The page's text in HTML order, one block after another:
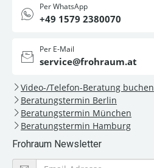
Per WhatsApp
+49 1579 2380070
Per E-Mail
service@frohraum.at
Video-/Telefon-Beratung buchen
Beratungstermin Berlin
Beratungstermin München
Beratungstermin Hamburg
Frohraum Newsletter